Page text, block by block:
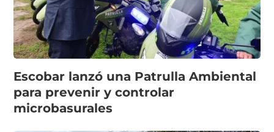
Escobar lanzó una Patrulla Ambiental
para prevenir y controlar
microbasurales